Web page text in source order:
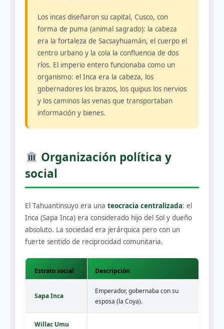
Los incas diseñaron su capital, Cusco, con
forma de puma (animal sagrado): la cabeza
era la fortaleza de Sacsayhuamán, el cuerpo el
centro urbano y la cola la confluencia de dos
ríos. El imperio entero funcionaba como un
organismo: el Inca era la cabeza, los
gobernadores los brazos, los quipus los nervios
y los caminos las venas que transportaban
información y bienes.
Organización política y
social
El Tahuantinsuyo era una teocracia centralizada: el
Inca (Sapa Inca) era considerado hijo del Sol y dueño
absoluto. La sociedad era jerárquica pero con un
fuerte sentido de reciprocidad comunitaria.
Estrato social Descripción
Sapa Inca
Emperador, gobernaba con su
esposa (la Coya).
Willac Umu